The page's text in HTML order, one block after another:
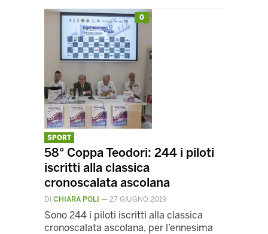
0
SPORT
58° Coppa Teodori: 244 i piloti
iscritti alla classica
cronoscalata ascolana
DI CHIARA POLI — 27 GIUGNO 2019
Sono 244 i piloti iscritti alla classica
cronoscalata ascolana, per l’ennesima